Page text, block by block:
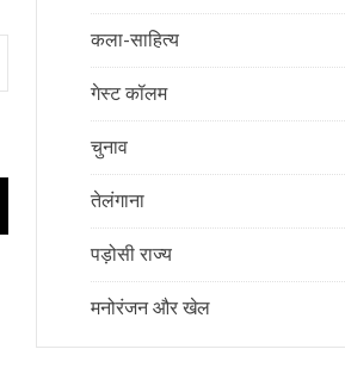
कला-साहित्य
गेस्ट कॉलम
चुनाव
तेलंगाना
पड़ोसी राज्य
मनोरंजन और खेल